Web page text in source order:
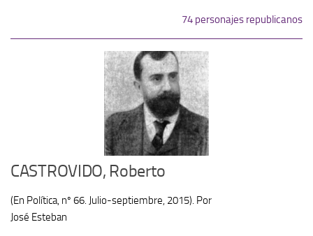
Artículos sobre Manuel Azaña
Ochenta años sin Manuel Azaña
Catálogo Biblioteca
Catálogo Hemeroteca
Fondo Mario J. Bonilla
Biblioteca-Novedades
74 personajes republicanos
CASTROVIDO, Roberto
(En Política, nº 66. Julio-septiembre, 2015). Por
José Esteban